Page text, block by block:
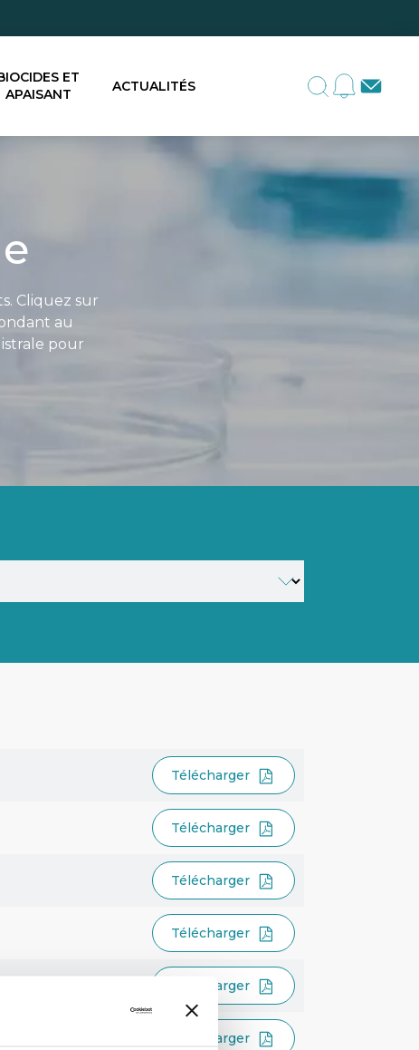
ET
APAISANT
ACTUALITÉS
Cliquez sur
au
pour
Télécharger
Télécharger
Télécharger
Télécharger
Télécharger
Télécharger